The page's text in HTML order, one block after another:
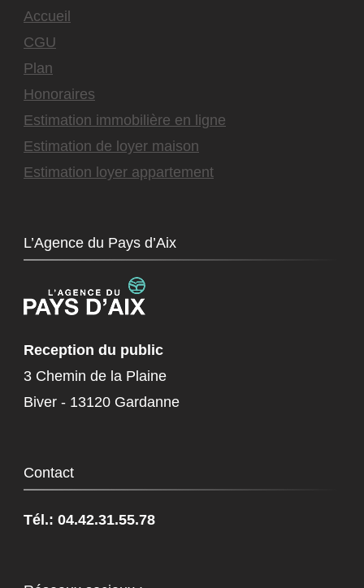
Accueil
CGU
Plan
Honoraires
Estimation immobilière en ligne
Estimation de loyer maison
Estimation loyer appartement
L’Agence du Pays d’Aix
Reception du public
3 Chemin de la Plaine
Biver - 13120 Gardanne
Contact
Tél.: 04.42.31.55.78